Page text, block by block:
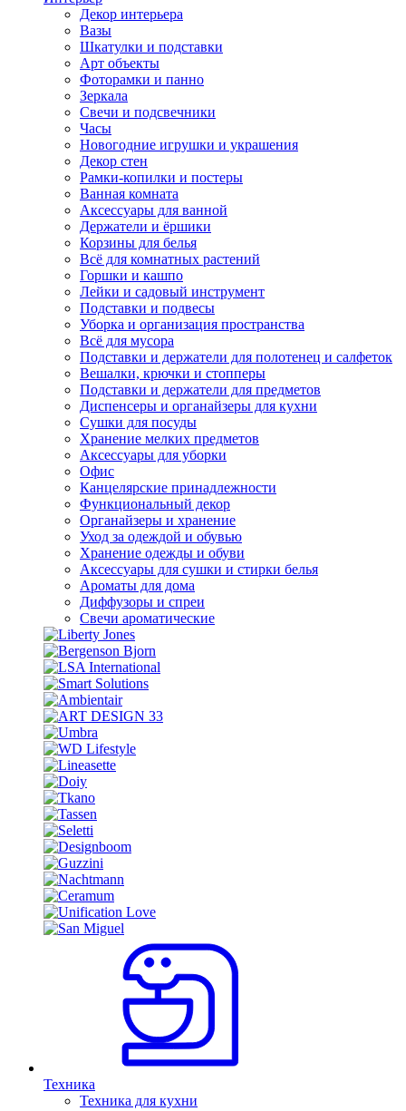
Декор интерьера
Вазы
Шкатулки и подставки
Арт объекты
Фоторамки и панно
Зеркала
Свечи и подсвечники
Часы
Новогодние игрушки и украшения
Декор стен
Рамки-копилки и постеры
Ванная комната
Аксессуары для ванной
Держатели и ёршики
Корзины для белья
Всё для комнатных растений
Горшки и кашпо
Лейки и садовый инструмент
Подставки и подвесы
Уборка и организация пространства
Всё для мусора
Подставки и держатели для полотенец и салфеток
Вешалки, крючки и стопперы
Подставки и держатели для предметов
Диспенсеры и органайзеры для кухни
Сушки для посуды
Хранение мелких предметов
Аксессуары для уборки
Офис
Канцелярские принадлежности
Функциональный декор
Органайзеры и хранение
Уход за одеждой и обувью
Хранение одежды и обуви
Аксессуары для сушки и стирки белья
Ароматы для дома
Диффузоры и спреи
Свечи ароматические
Техника
Техника для кухни